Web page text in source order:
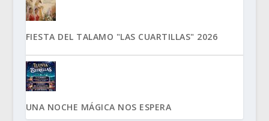
FIESTA DEL TALAMO "LAS CUARTILLAS" 2026
UNA NOCHE MÁGICA NOS ESPERA